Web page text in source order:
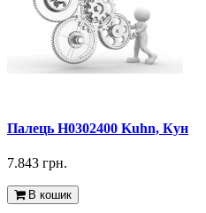
Палець H0302400 Kuhn, Кун
7.843 грн.
В кошик